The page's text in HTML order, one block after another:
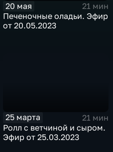
20 мая
21 мин
Печеночные оладьи. Эфир
от 20.05.2023
25 марта
21 мин
Ролл с ветчиной и сыром.
Эфир от 25.03.2023